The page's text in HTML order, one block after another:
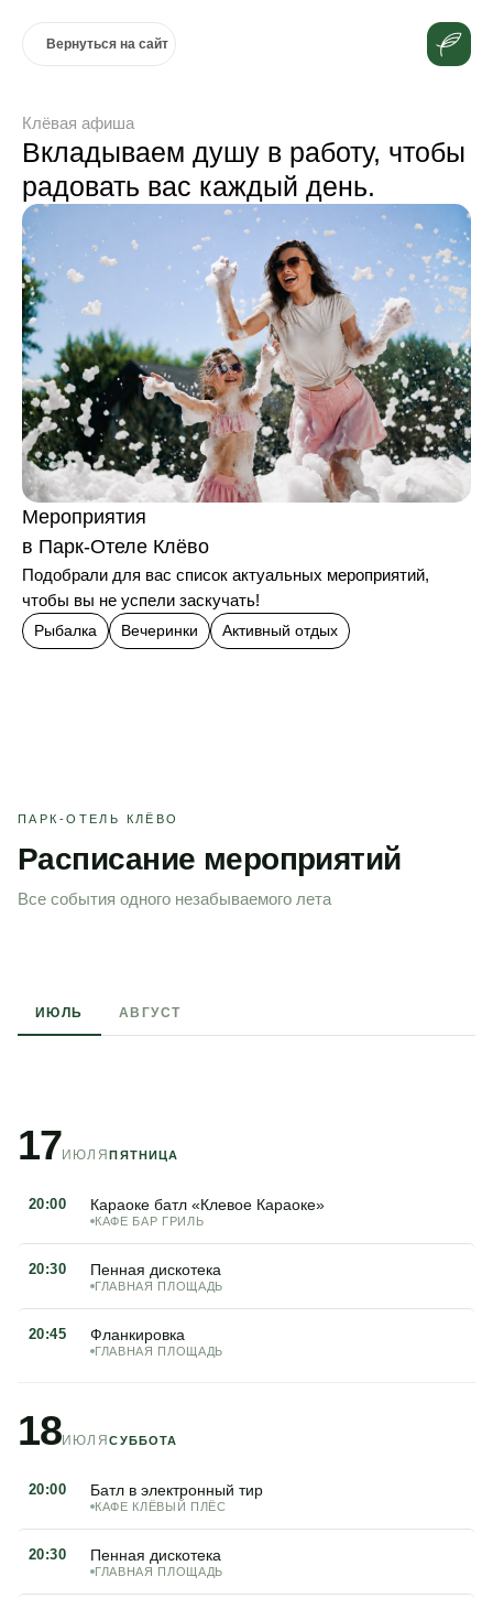
Вернуться на сайт
Клёвая афиша
Вкладываем душу в работу, чтобы
радовать вас каждый день.
Мероприятия
в Парк-Отеле Клёво
Подобрали для вас список актуальных мероприятий,
чтобы вы не успели заскучать!
Рыбалка Вечеринки Активный отдых
ПАРК-ОТЕЛЬ КЛЁВО
Расписание мероприятий
Все события одного незабываемого лета
ИЮЛЬ АВГУСТ
17ИЮЛЯПЯТНИЦА
20:00 Караоке батл «Клевое Караоке»
КАФЕ БАР ГРИЛЬ
20:30 Пенная дискотека
ГЛАВНАЯ ПЛОЩАДЬ
20:45 Фланкировка
ГЛАВНАЯ ПЛОЩАДЬ
18ИЮЛЯСУББОТА
20:00 Батл в электронный тир
КАФЕ КЛЁВЫЙ ПЛЁС
20:30 Пенная дискотека
ГЛАВНАЯ ПЛОЩАДЬ